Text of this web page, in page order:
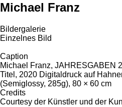
Michael Franz
Bildergalerie
Einzelnes Bild
Caption
Michael Franz, JAHRESGABEN
Titel, 2020 Digitaldruck auf
(Semiglossy, 285g), 80 × 60 cm
Credits
Courtesy der Künstler und der